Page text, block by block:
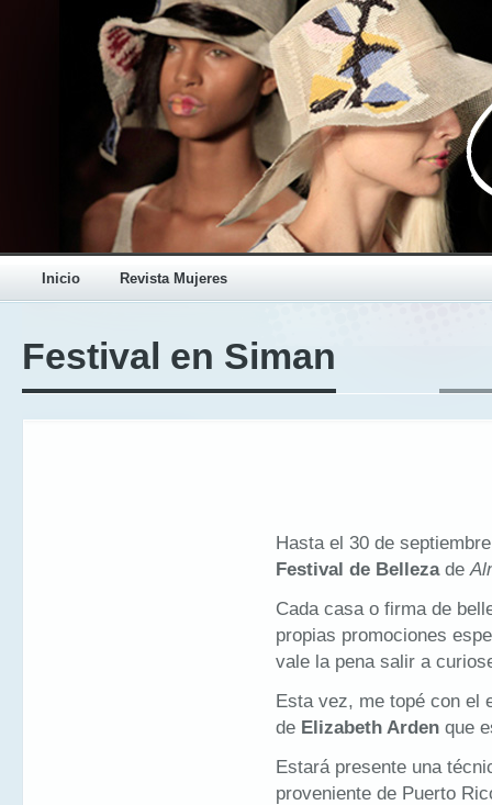
Inicio Revista Mujeres
Festival en Siman
Hasta el 30 de
Festival de Bellezade
Cada casa o firma de
propias promociones
vale la pena salir a
Esta vez, me topé con el
de Elizabeth Arden que
Estará presente una
proveniente de Puerto